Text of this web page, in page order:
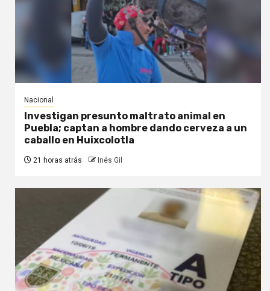
Nacional
Investigan presunto maltrato animal en
Puebla; captan a hombre dando cerveza a un
caballo en Huixcolotla
21 horas atrás Inés Gil